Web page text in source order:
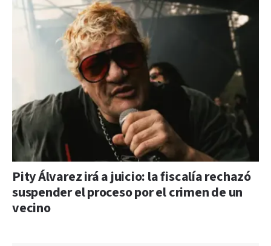
Pity Álvarez irá a juicio: la fiscalía rechazó
suspender el proceso por el crimen de un
vecino